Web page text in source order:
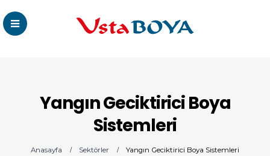
Yangın Geciktirici Boya
Sistemleri
Anasayfa Sektörler Yangın Geciktirici Boya Sistemleri